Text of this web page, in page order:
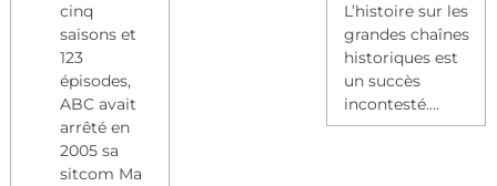
cinq
saisons et
123
épisodes,
ABC avait
arrêté en
2005 sa
sitcom Ma
L’histoire sur les
grandes chaînes
historiques est
un succès
incontesté....